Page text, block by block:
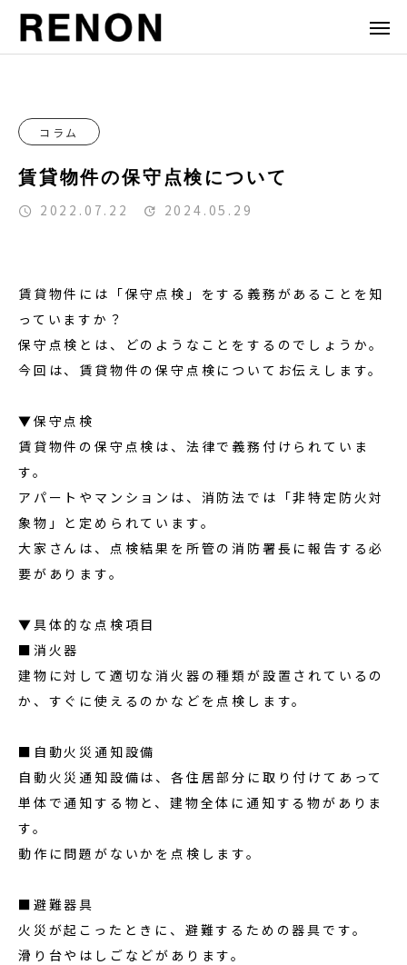
コラム
賃貸物件の保守点検について
2022.07.22 2024.05.29
賃貸物件には「保守点検」をする義務があることを知
っていますか？
保守点検とは、どのようなことをするのでしょうか。
今回は、賃貸物件の保守点検についてお伝えします。
▼保守点検
賃貸物件の保守点検は、法律で義務付けられていま
す。
アパートやマンションは、消防法では「非特定防火対
象物」と定められています。
大家さんは、点検結果を所管の消防署長に報告する必
要があります。
▼具体的な点検項目
■消火器
建物に対して適切な消火器の種類が設置されているの
か、すぐに使えるのかなどを点検します。
■自動火災通知設備
自動火災通知設備は、各住居部分に取り付けてあって
単体で通知する物と、建物全体に通知する物がありま
す。
動作に問題がないかを点検します。
■避難器具
火災が起こったときに、避難するための器具です。
滑り台やはしごなどがあります。